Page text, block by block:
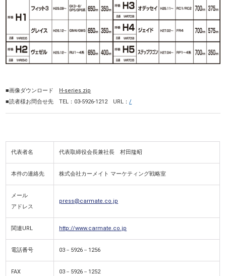
■画像ダウンロード
H-series.zip
■読者様お問合せ先 TEL：03-5926-1212 URL：/
代表者名 代表取締役会長兼社長 村田隆昭
本件の連絡先 株式会社カーメイト マーケティング戦略室
メール
アドレス
press@carmate.co.jp
関連URL http://www.carmate.co.jp
電話番号 03－5926－1256
FAX 03－5926－1252